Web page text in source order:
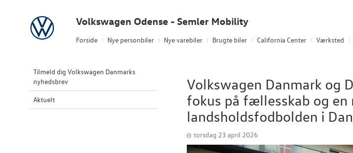
Forside Nye personbiler Nye varebiler Brugte biler California Center Værksted
Volkswagen Volkswagen Odense - Semler Mobility
Tilmeld dig Volkswagen Danmarks
nyhedsbrev
Aktuelt
Volkswagen Danmark og
fokus på fællesskab og
landsholdsfodbolden i
torsdag 23 april 2026